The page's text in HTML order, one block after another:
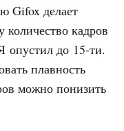
Gifox делает
кадров
опустил до 15-ти.
плавность
можно понизить